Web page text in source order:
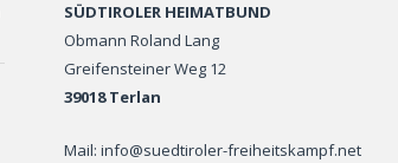
SÜDTIROLER HEIMATBUND
Obmann Roland Lang
Greifensteiner Weg 12
39018 Terlan
Mail: info@suedtiroler-freiheitskampf.net